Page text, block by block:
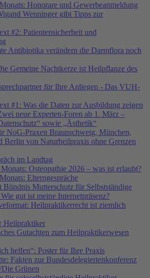
Honorare und Gewerbeanmeldung
Wenninger gibt Tipps zur
#2: Patientensicherheit und
Antibiotika verändern die Darmflora noch
Gemeine Nachtkerze ist Heilpflanze des
für Ihre Anliegen - Das VUH-
#1: Was die Daten zur Ausbildung zeigen
neue Experten-Foren ab 1. März –
sowie „Ästhetik“
NoG-Praxen Braunschweig, München,
Berlin von Naturheilpraxis ohne Grenzen
im Landtag
Osteopathie 2026 – was ist erlaubt?
Elterngespräche
Mutterschutz für Selbstständige
gut ist meine Internetpräsenz?
Heilpraktikerrecht ist ziemlich
Heilpraktiker
Gutachten zum Heilpraktikerwesen
helfen“: Poster für Ihre Praxis
Fakten zur Bundesdelegiertenkonferenz
Grünen